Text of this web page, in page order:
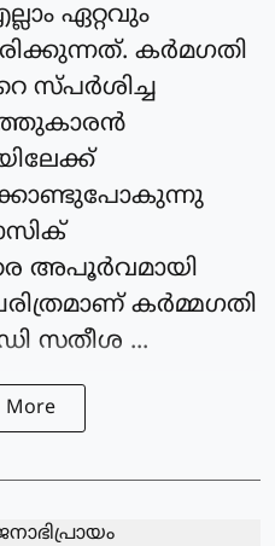
ഏറ്റവും
കർമഗതി
സ്പർശിച്ച
അപൂർവമായി
കർമ്മഗതി
സതീശ ...
More